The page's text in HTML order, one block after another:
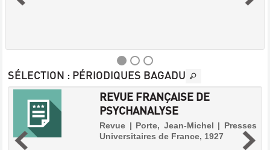
BIEFS
POÈMES
Livre
SÉLECTION : PÉRIODIQUES BAGADU
REVUE FRANÇAISE DE
PSYCHANALYSE
Revue | Porte, Jean-Michel | Presses
Universitaires de France, 1927